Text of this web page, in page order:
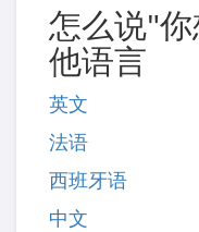
怎么说"
他语言
英文
法语
西班牙语
中文